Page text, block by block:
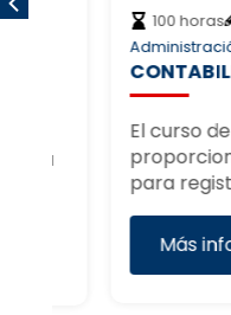
100 horas
Administración y
El curso de
proporciona
para registrar,
Más